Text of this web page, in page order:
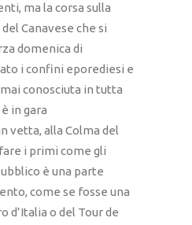
ma la corsa sulla
Canavese che si
domenica di
i confini eporediesi e
conosciuta in tutta
in gara
vetta, alla Colma del
i primi come gli
è una parte
come se fosse una
d’Italia o del Tour de